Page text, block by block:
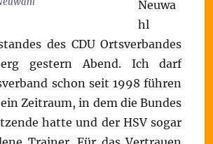
Neuwa
hl
des CDU Ortsverbandes
gestern Abend. Ich darf
schon seit 1998 führen
Zeitraum, in dem die Bundes
hatte und der HSV sogar